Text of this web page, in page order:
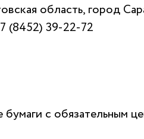
область, город
(8452) 39-22-72
с обязательным